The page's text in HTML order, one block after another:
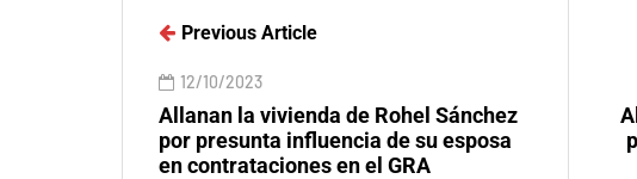
Previous Article
12/10/2023
Allanan la vivienda de Rohel Sánchez
por presunta influencia de su esposa
en contrataciones en el GRA